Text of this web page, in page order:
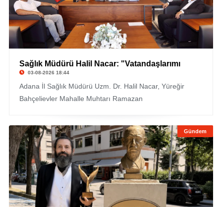
Sağlık Müdürü Halil Nacar: "Vatandaşlarımı
03-08-2026 18:44
Adana İl Sağlık Müdürü Uzm. Dr. Halil Nacar, Yüreğir
Bahçelievler Mahalle Muhtarı Ramazan
Gündem